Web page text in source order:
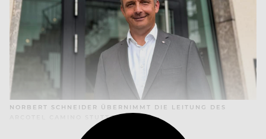
NORBERT SCHNEIDER ÜBERNIMMT DIE LEITUNG DES
ARCOTEL CAMINO STUTTGART